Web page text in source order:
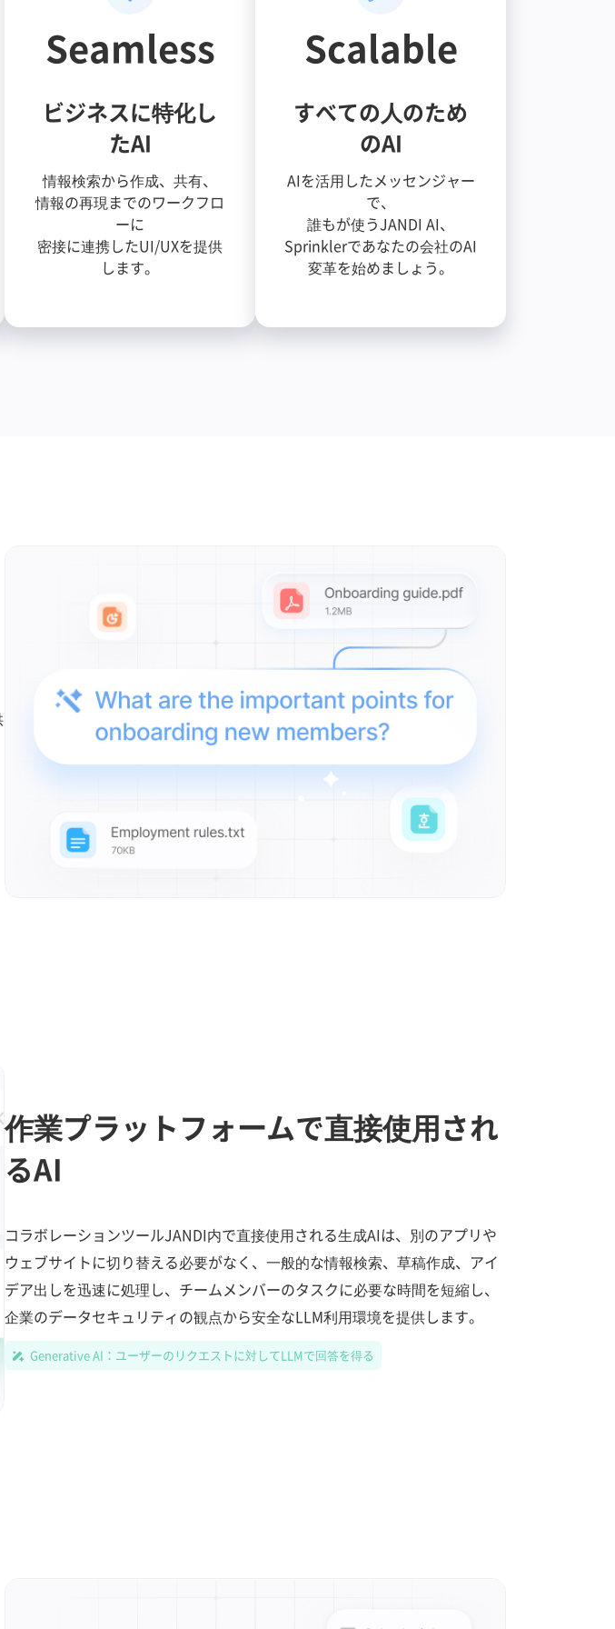
Seamless
ビジネスに特化し
たAI
情報検索から作成、共有、
情報の再現までのワークフロ
ーに
密接に連携したUI/UXを提供
します。
Scalable
すべての人のため
のAI
AIを活用したメッセンジャー
で、
誰もが使うJANDI AI、
Sprinklerであなたの会社のAI
変革を始めましょう。
作業プラットフォームで直接使用され
るAI
コラボレーションツールJANDI内で直接使用される生成AIは、別のアプリや
ウェブサイトに切り替える必要がなく、一般的な情報検索、草稿作成、アイ
デア出しを迅速に処理し、チームメンバーのタスクに必要な時間を短縮し、
企業のデータセキュリティの観点から安全なLLM利用環境を提供します。
Generative AI：ユーザーのリクエストに対してLLMで回答を得る